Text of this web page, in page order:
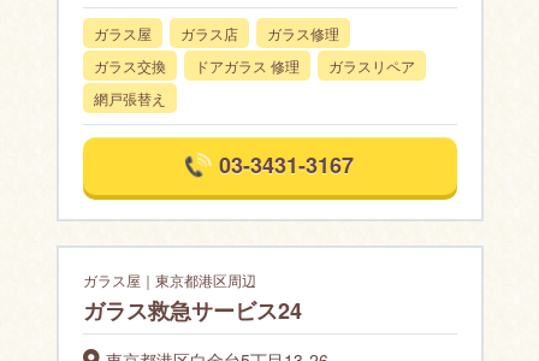
ガラス屋 ガラス店
ガラス修理
ガラス交換
ドアガラス 修理
ガラスリペア
網戸張替え
03-3431-3167
ガラス屋｜東京都港区周辺
ガラス救急サービス24